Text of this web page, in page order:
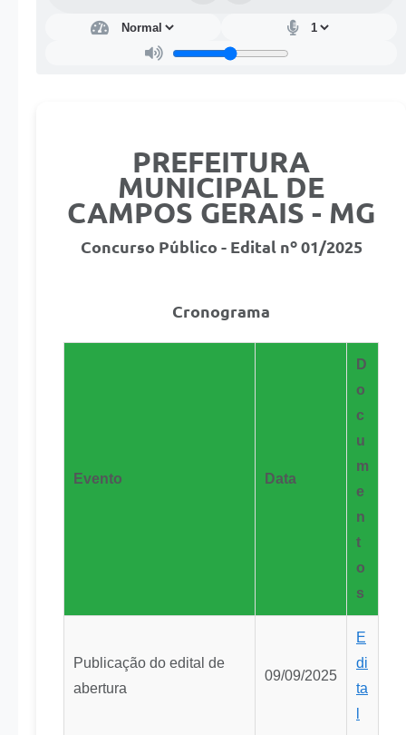
PREFEITURA
MUNICIPAL DE
CAMPOS GERAIS - MG
Concurso Público - Edital nº 01/2025
Cronograma
Evento Data
D
o
c
u
m
e
n
t
o
s
Publicação do edital de
abertura
09/09/2025
E
di
ta